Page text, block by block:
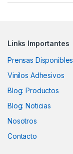
Links Importantes
Prensas Disponibles
Vinilos Adhesivos
Blog: Productos
Blog: Noticias
Nosotros
Contacto